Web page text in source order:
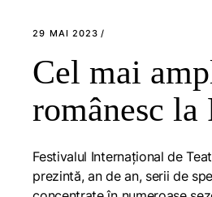
29 MAI 2023
Cel mai
românesc la
Festivalul Internațional de
prezintă, an de an, serii de